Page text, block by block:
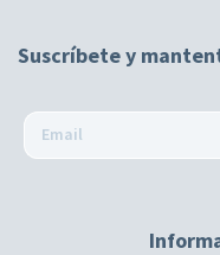
Suscríbete y